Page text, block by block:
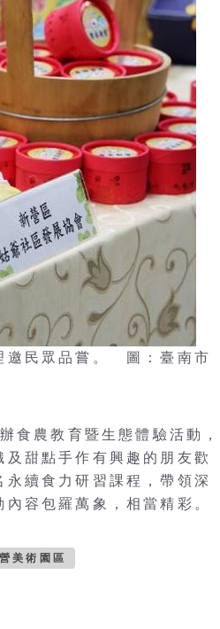
邀民眾品嘗。 圖：臺南市
農教育暨生態體驗活動，
甜點手作有興趣的朋友歡
續食力研習課程，帶領深
容包羅萬象，相當精彩。
美術園區